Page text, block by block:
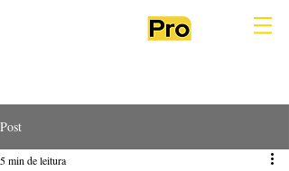
Post
5 min de leitura